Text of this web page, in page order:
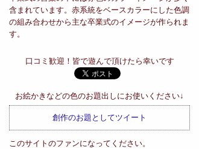
含まれています。赤系統をベースカラーにした色調
の組み合わせから主な卒業式のイメージが作られま
す。
口コミ歓迎！皆で遊んで頂けたら幸いです
お絵かきなどの色のお題出しにお使いください↓
創作のお題としてツイート
このサイトのファンになってください。